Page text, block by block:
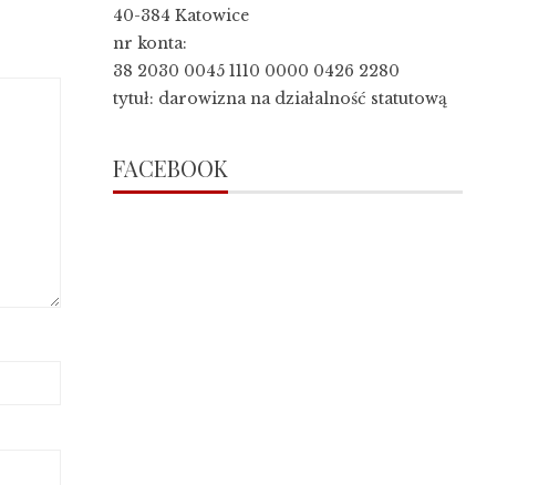
40-384 Katowice
nr konta:
38 2030 0045 1110 0000 0426 2280
tytuł: darowizna na działalność statutową
FACEBOOK